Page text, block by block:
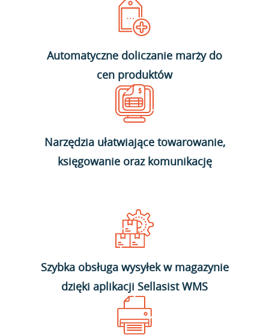
Automatyczne doliczanie marży do
cen produktów
Narzędzia ułatwiające towarowanie,
księgowanie oraz komunikację
Szybka obsługa wysyłek w magazynie
dzięki aplikacji Sellasist WMS